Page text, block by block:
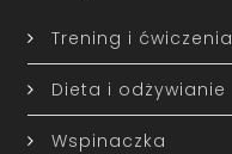
Trening i ćwiczenia
Dieta i odżywianie
Wspinaczka